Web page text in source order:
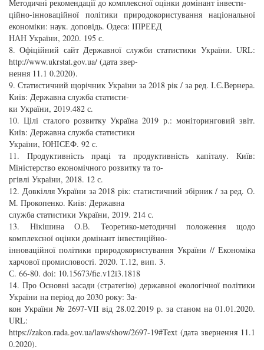
Методичні рекомендації до комплексної оцінки домінант інвести-
ційно-інноваційної політики природокористування національної
економіки: наук. доповідь. Одеса: ІПРЕЕД
НАН України, 2020. 195 с.
8. Офіційний сайт Державної служби статистики України. URL:
http://www.ukrstat.gov.ua/ (дата звер-
нення 11.1 0.2020).
9. Статистичний щорічник України за 2018 рік / за ред. І.Є.Вернера.
Київ: Державна служба статисти-
ки України, 2019.482 с.
10. Цілі сталого розвитку Україна 2019 р.: моніторинговий звіт.
Київ: Державна служба статистики
України, ЮНІСЕФ. 92 с.
11. Продуктивність праці та продуктивність капіталу. Київ:
Міністерство економічного розвитку та то-
ргівлі України, 2018. 12 с.
12. Довкілля України за 2018 рік: статистичний збірник / за ред. О.
М. Прокопенко. Київ: Державна
служба статистики України, 2019. 214 с.
13. Нікішина О.В. Теоретико-методичні положення щодо
комплексної оцінки домінант інвестиційно-
інноваційної політики природокористування України // Економіка
харчової промисловості. 2020. Т.12, вип. 3.
С. 66-80. doi: 10.15673/fie.v12i3.1818
14. Про Основні засади (стратегію) державної екологічної політики
України на період до 2030 року: За-
кон України № 2697-VII від 28.02.2019 р. за станом на 01.01.2020.
URL:
https://zakon.rada.gov.ua/laws/show/2697-19#Text (дата звернення 11.1
0.2020).